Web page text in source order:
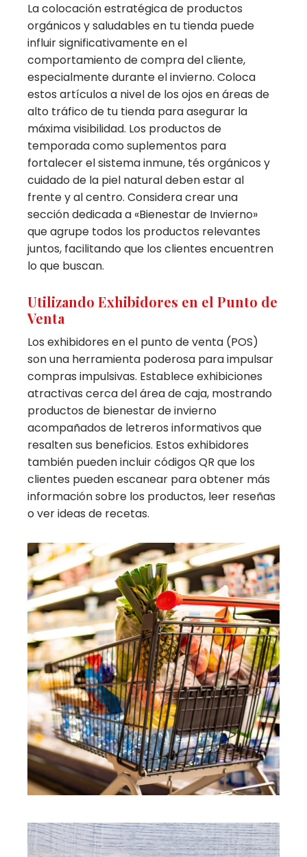
La colocación estratégica de productos
orgánicos y saludables en tu tienda puede
influir significativamente en el
comportamiento de compra del cliente,
especialmente durante el invierno. Coloca
estos artículos a nivel de los ojos en áreas de
alto tráfico de tu tienda para asegurar la
máxima visibilidad. Los productos de
temporada como suplementos para
fortalecer el sistema inmune, tés orgánicos y
cuidado de la piel natural deben estar al
frente y al centro. Considera crear una
sección dedicada a «Bienestar de Invierno»
que agrupe todos los productos relevantes
juntos, facilitando que los clientes encuentren
lo que buscan.
Utilizando Exhibidores en el Punto de
Venta
Los exhibidores en el punto de venta (POS)
son una herramienta poderosa para impulsar
compras impulsivas. Establece exhibiciones
atractivas cerca del área de caja, mostrando
productos de bienestar de invierno
acompañados de letreros informativos que
resalten sus beneficios. Estos exhibidores
también pueden incluir códigos QR que los
clientes pueden escanear para obtener más
información sobre los productos, leer reseñas
o ver ideas de recetas.